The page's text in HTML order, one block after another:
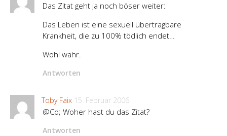
Das Zitat geht ja noch böser weiter:
Das Leben ist eine sexuell übertragbare
Krankheit, die zu 100% tödlich endet…
Wohl wahr.
Antworten
Toby Faix 15. Februar 2006
@Co; Woher hast du das Zitat?
Antworten